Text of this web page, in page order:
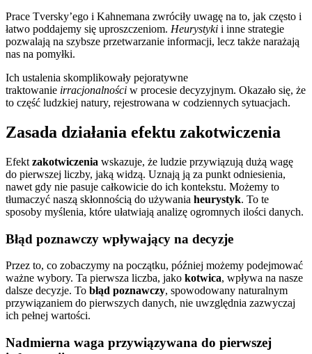
Prace Tversky’ego i Kahnemana zwróciły uwagę na to, jak często i
łatwo poddajemy się uproszczeniom. Heurystyki i inne strategie
pozwalają na szybsze przetwarzanie informacji, lecz także narażają
nas na pomyłki.
Ich ustalenia skomplikowały pejoratywne
traktowanie irracjonalności w procesie decyzyjnym. Okazało się, że
to część ludzkiej natury, rejestrowana w codziennych sytuacjach.
Zasada działania efektu zakotwiczenia
Efekt zakotwiczenia wskazuje, że ludzie przywiązują dużą wagę
do pierwszej liczby, jaką widzą. Uznają ją za punkt odniesienia,
nawet gdy nie pasuje całkowicie do ich kontekstu. Możemy to
tłumaczyć naszą skłonnością do używania heurystyk. To te
sposoby myślenia, które ułatwiają analizę ogromnych ilości danych.
Błąd poznawczy wpływający na decyzje
Przez to, co zobaczymy na początku, później możemy podejmować
ważne wybory. Ta pierwsza liczba, jako kotwica, wpływa na nasze
dalsze decyzje. To błąd poznawczy, spowodowany naturalnym
przywiązaniem do pierwszych danych, nie uwzględnia zazwyczaj
ich pełnej wartości.
Nadmierna waga przywiązywana do pierwszej